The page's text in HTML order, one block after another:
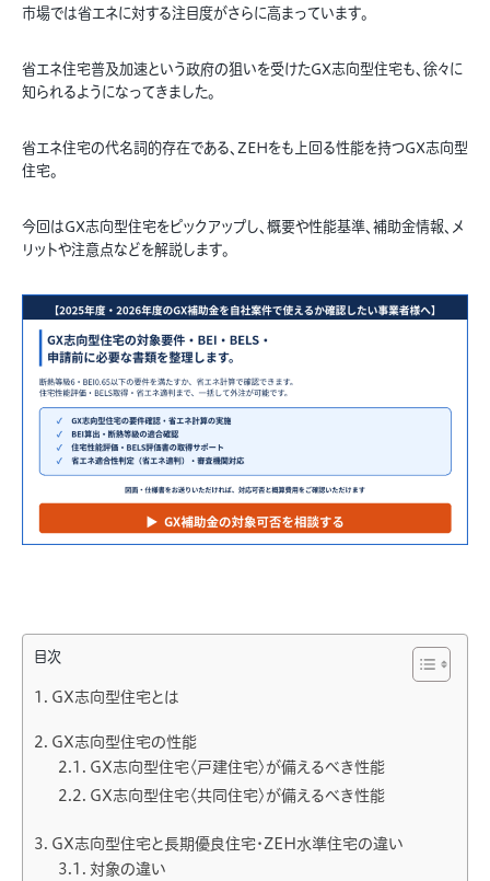
市場では省エネに対する注目度がさらに高まっています。
省エネ住宅普及加速という政府の狙いを受けたGX志向型住宅も、徐々に
知られるようになってきました。
省エネ住宅の代名詞的存在である、ZEHをも上回る性能を持つGX志向型
住宅。
今回はGX志向型住宅をピックアップし、概要や性能基準、補助金情報、メ
リットや注意点などを解説します。
目次
GX志向型住宅とは
GX志向型住宅の性能
GX志向型住宅〈戸建住宅〉が備えるべき性能
GX志向型住宅〈共同住宅〉が備えるべき性能
GX志向型住宅と長期優良住宅・ZEH水準住宅の違い
対象の違い